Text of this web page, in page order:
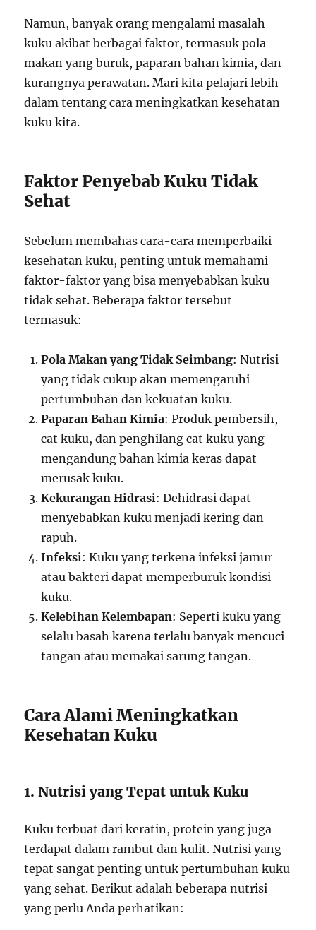
Namun, banyak orang mengalami masalah
kuku akibat berbagai faktor, termasuk pola
makan yang buruk, paparan bahan kimia, dan
kurangnya perawatan. Mari kita pelajari lebih
dalam tentang cara meningkatkan kesehatan
kuku kita.
Faktor Penyebab Kuku Tidak
Sehat
Sebelum membahas cara-cara memperbaiki
kesehatan kuku, penting untuk memahami
faktor-faktor yang bisa menyebabkan kuku
tidak sehat. Beberapa faktor tersebut
termasuk:
Pola Makan yang Tidak Seimbang: Nutrisi
yang tidak cukup akan memengaruhi
pertumbuhan dan kekuatan kuku.
Paparan Bahan Kimia: Produk pembersih,
cat kuku, dan penghilang cat kuku yang
mengandung bahan kimia keras dapat
merusak kuku.
Kekurangan Hidrasi: Dehidrasi dapat
menyebabkan kuku menjadi kering dan
rapuh.
Infeksi: Kuku yang terkena infeksi jamur
atau bakteri dapat memperburuk kondisi
kuku.
Kelebihan Kelembapan: Seperti kuku yang
selalu basah karena terlalu banyak mencuci
tangan atau memakai sarung tangan.
Cara Alami Meningkatkan
Kesehatan Kuku
1. Nutrisi yang Tepat untuk Kuku
Kuku terbuat dari keratin, protein yang juga
terdapat dalam rambut dan kulit. Nutrisi yang
tepat sangat penting untuk pertumbuhan kuku
yang sehat. Berikut adalah beberapa nutrisi
yang perlu Anda perhatikan: